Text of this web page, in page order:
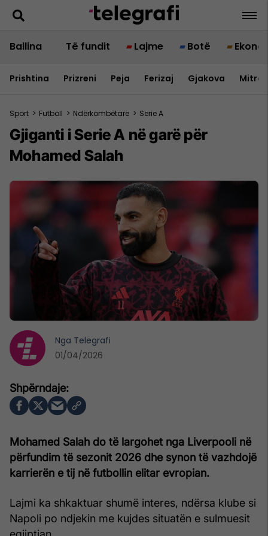
Ballina Të fundit Lajme Botë
Prishtina Prizreni Peja Ferizaj Gjakova
Sport > Futboll > Ndërkombëtare > Serie A
Gjiganti i Serie A në garë për
Mohamed Salah
Mohamed Salah do të largohet nga Liverpooli në
përfundim të sezonit 2026 dhe synon të vazhdojë
karrierën e tij në futbollin elitar evropian.
Lajmi ka shkaktuar shumë interes, ndërsa klube si
Napoli po ndjekin me kujdes situatën e sulmuesit
Nga Telegrafi
01/04/2026